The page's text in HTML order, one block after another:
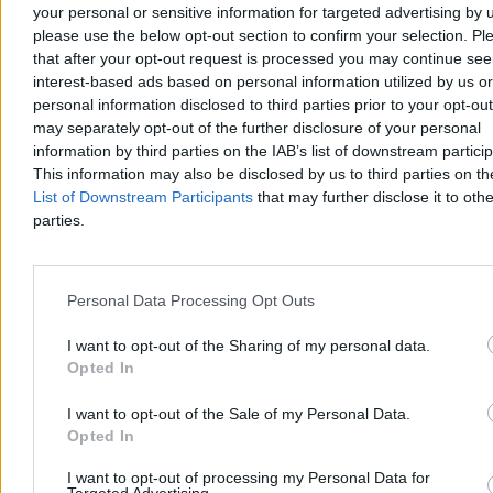
your personal or sensitive information for targeted advertising by
please use the below opt-out section to confirm your selection.
that after your opt-out request is processed you may continue
interest-based ads based on personal information utilized by us or
personal information disclosed to third parties prior to your opt-
may separately opt-out of the further disclosure of your personal
information by third parties on the IAB’s list of downstream
This information may also be disclosed by us to third parties on
List of Downstream Participants that may further disclose it to
parties.
Personal Data Processing Opt Outs
I want to opt-out of the Sharing of my personal data.
Opted In
I want to opt-out of the Sale of my Personal Data.
Opted In
I want to opt-out of processing my Personal Data for
Tomasz Pałasz
Dzisiaj 18:28
3 min
Reklama
Reklama